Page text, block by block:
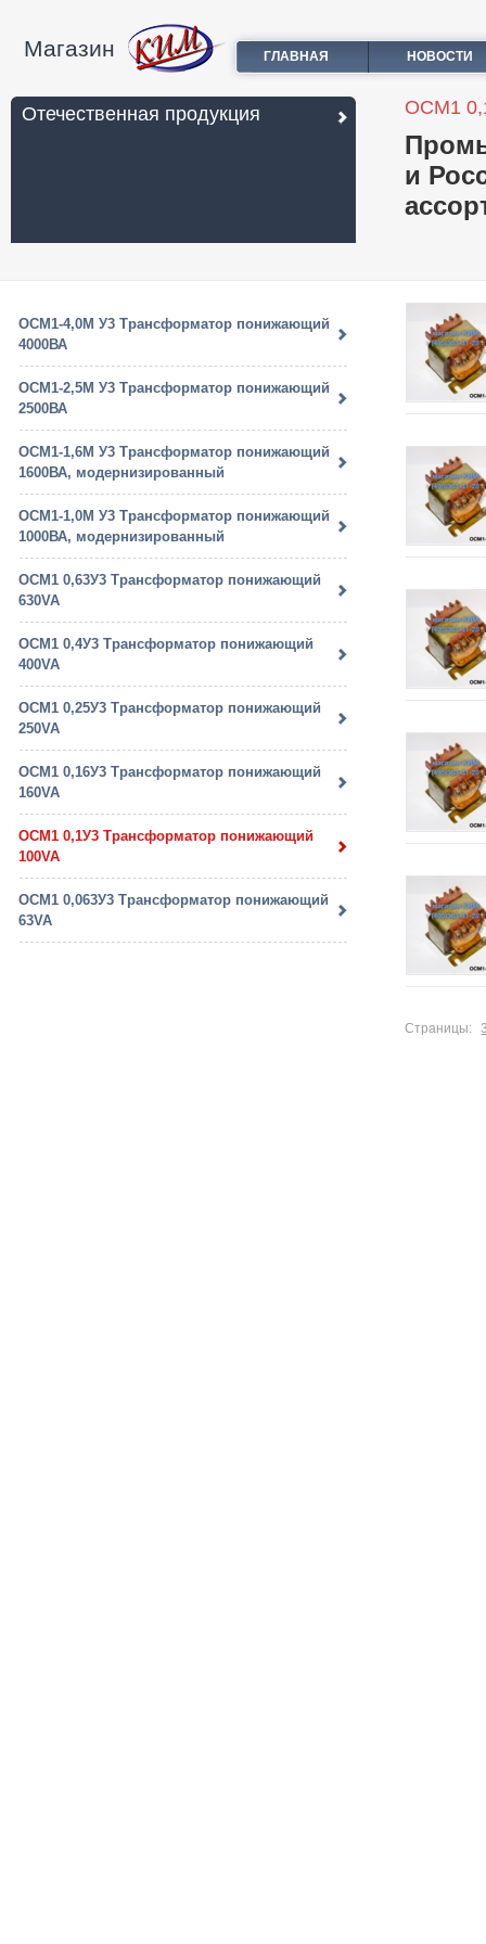
Магазин ГЛАВНАЯ НОВОСТИ
Отечественная продукция ОСМ1
и
ОСМ1-4,0М У3 Трансформатор понижающий
4000ВА
ОСМ1-2,5М У3 Трансформатор понижающий
2500ВА
ОСМ1-1,6М У3 Трансформатор понижающий
1600ВА, модернизированный
ОСМ1-1,0М У3 Трансформатор понижающий
1000ВА, модернизированный
ОСМ1 0,63У3 Трансформатор понижающий
630VA
ОСМ1 0,4У3 Трансформатор понижающий
400VA
ОСМ1 0,25У3 Трансформатор понижающий
250VA
ОСМ1 0,16У3 Трансформатор понижающий
160VA
ОСМ1 0,1У3 Трансформатор понижающий
100VA
ОСМ1 0,063У3 Трансформатор понижающий
63VA
Страницы: